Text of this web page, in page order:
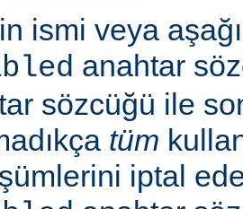
ismi veya
anahtar
sözcüğü ile
tüm
iptal